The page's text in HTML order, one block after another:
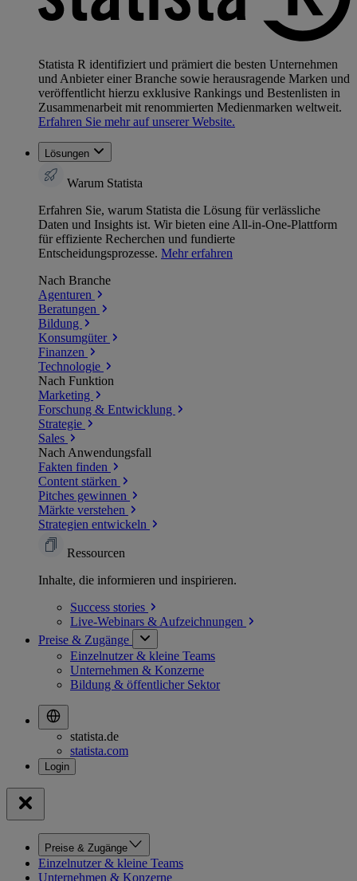
Statista R identifiziert und prämiert die besten Unternehmen
und Anbieter einer Branche sowie herausragende Marken und
veröffentlicht hierzu exklusive Rankings und Bestenlisten in
Zusammenarbeit mit renommierten Medienmarken weltweit.
Erfahren Sie mehr auf unserer Website.
Lösungen
Warum Statista
Erfahren Sie, warum Statista die Lösung für verlässliche
Daten und Insights ist. Wir bieten eine All-in-One-Plattform
für effiziente Recherchen und fundierte
Entscheidungsprozesse. Mehr erfahren
Nach Branche
Agenturen
Beratungen
Bildung
Konsumgüter
Finanzen
Technologie
Nach Funktion
Marketing
Forschung & Entwicklung
Strategie
Sales
Nach Anwendungsfall
Fakten finden
Content stärken
Pitches gewinnen
Märkte verstehen
Strategien entwickeln
Ressourcen
Inhalte, die informieren und inspirieren.
Success stories
Live-Webinars & Aufzeichnungen
Preise & Zugänge
Einzelnutzer & kleine Teams
Unternehmen & Konzerne
Bildung & öffentlicher Sektor
statista.de
statista.com
Preise & Zugänge
Einzelnutzer & kleine Teams
Unternehmen & Konzerne